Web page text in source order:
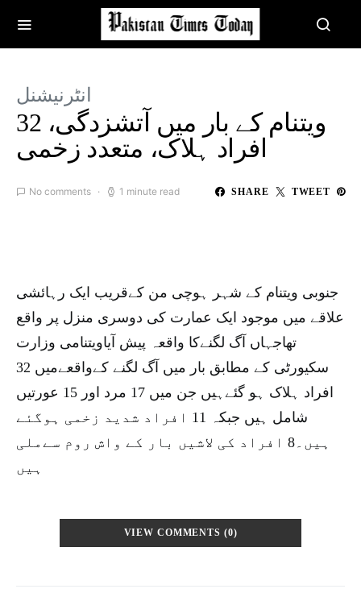
انٹرنیشنل
ویتنام کے بار میں آتشزدگی، 32
افراد ہلاک، متعدد زخمی
No comments 1 minute read SHARE TWEET
جنوبی ویتنام کے شہر ہوچی من کےقریب ایک رہائشی
علاقے میں موجود ایک عمارت کی دوسری منزل پر واقع
تھاجہاں آگ لگنےکا واقعہ پیش آیاویتنامی وزارت
سکیورٹی کے مطابق بار میں آگ لگنے کےواقعےمیں 32
افراد ہلاک ہو گئےہیں جن میں 17 مرد اور 15 عورتیں
شامل ہیں جبکہ 11 افراد شدید زخمی ہوگئے
ہیں۔8 افراد کی لاشیں بار کے واش روم سےملی
ہیں
VIEW COMMENTS (0)